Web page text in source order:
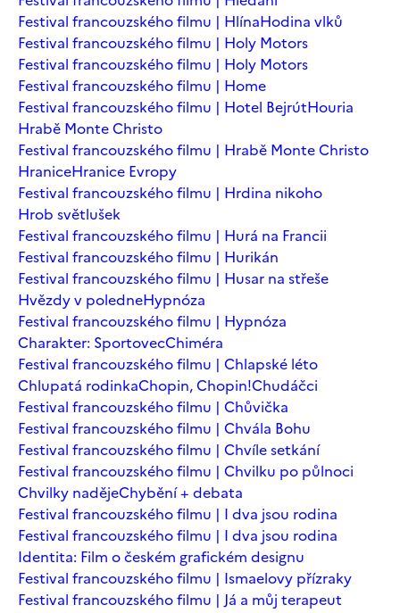
Festival francouzského filmu | HlínaHodina vlků
Festival francouzského filmu | Holy Motors
Festival francouzského filmu | Holy Motors
Festival francouzského filmu | Home
Festival francouzského filmu | Hotel BejrútHouria
Hrabě Monte Christo
Festival francouzského filmu | Hrabě Monte Christo
HraniceHranice Evropy
Festival francouzského filmu | Hrdina nikoho
Hrob světlušek
Festival francouzského filmu | Hurá na Francii
Festival francouzského filmu | Hurikán
Festival francouzského filmu | Husar na střeše
Hvězdy v poledneHypnóza
Festival francouzského filmu | Hypnóza
Charakter: SportovecChiméra
Festival francouzského filmu | Chlapské léto
Chlupatá rodinkaChopin, Chopin!Chudáčci
Festival francouzského filmu | Chůvička
Festival francouzského filmu | Chvála Bohu
Festival francouzského filmu | Chvíle setkání
Festival francouzského filmu | Chvilku po půlnoci
Chvilky nadějeChybění + debata
Festival francouzského filmu | I dva jsou rodina
Festival francouzského filmu | I dva jsou rodina
Identita: Film o českém grafickém designu
Festival francouzského filmu | Ismaelovy přízraky
Festival francouzského filmu | Já a můj terapeut